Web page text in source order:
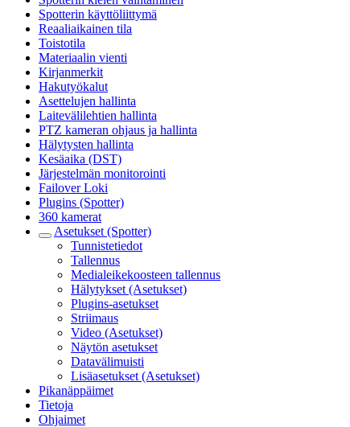
Spotterin käyttöliittymä
Reaaliaikainen tila
Toistotila
Materiaalin vienti
Kirjanmerkit
Hakutyökalut
Asettelujen hallinta
Laitevälilehtien hallinta
PTZ kameran ohjaus ja hallinta
Hälytysten hallinta
Kesäaika (DST)
Järjestelmän monitorointi
Failover Loki
Plugins (Spotter)
360 kamerat
Asetukset (Spotter)
Tunnistetiedot
Tallennus
Medialeikekoosteen tallennus
Hälytykset (Asetukset)
Plugins-asetukset
Striimaus
Video (Asetukset)
Näytön asetukset
Datavälimuisti
Lisäasetukset (Asetukset)
Pikanäppäimet
Tietoja
Ohjaimet